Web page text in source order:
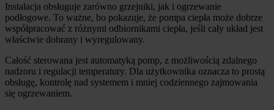
Instalacja obsługuje zarówno grzejniki, jak i ogrzewanie
podłogowe. To ważne, bo pokazuje, że pompa ciepła może dobrze
współpracować z różnymi odbiornikami ciepła, jeśli cały układ jest
właściwie dobrany i wyregulowany.
Całość sterowana jest automatyką pomp, z możliwością zdalnego
nadzoru i regulacji temperatury. Dla użytkownika oznacza to prostą
obsługę, kontrolę nad systemem i mniej codziennego zajmowania
się ogrzewaniem.